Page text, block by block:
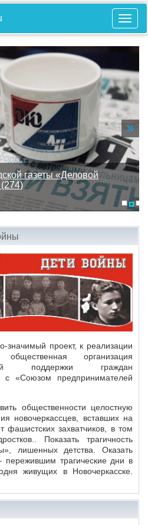
газеты «Деловой
значимый проект, к реализации
организация
поддержки граждан
с «Союзом предпринимателей
общественности целостную
новочеркассцев, вставших на
фашистских захватчиков, в том
Показать трагичность
лишенных детства. Оказать
трагические дни в
живущих в Новочеркасске.